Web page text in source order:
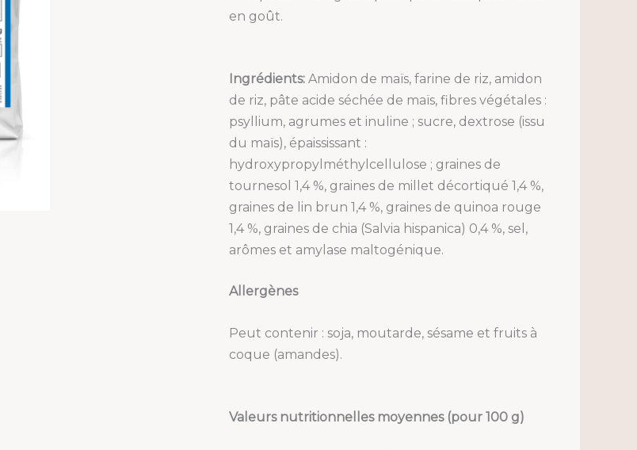
en goût.
Ingrédients: Amidon de maïs, farine de riz, amidon
de riz, pâte acide séchée de maïs, fibres végétales :
psyllium, agrumes et inuline ; sucre, dextrose (issu
du maïs), épaississant :
hydroxypropylméthylcellulose ; graines de
tournesol 1,4 %, graines de millet décortiqué 1,4 %,
graines de lin brun 1,4 %, graines de quinoa rouge
1,4 %, graines de chia (Salvia hispanica) 0,4 %, sel,
arômes et amylase maltogénique.
Allergènes
Peut contenir : soja, moutarde, sésame et fruits à
coque (amandes).
Valeurs nutritionnelles moyennes (pour 100 g)